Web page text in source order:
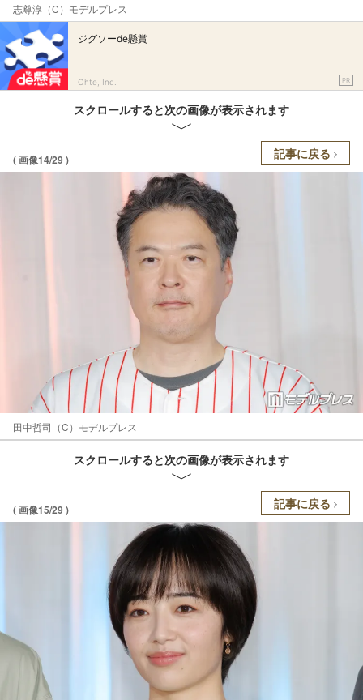
志尊淳（C）モデルプレス
ジグソーde懸賞
Ohte, Inc. PR
スクロールすると次の画像が表示されます
( 画像14/29 ) 記事に戻る
田中哲司（C）モデルプレス
スクロールすると次の画像が表示されます
( 画像15/29 ) 記事に戻る